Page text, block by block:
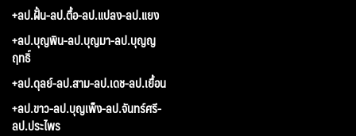
+ลป.ฝั้น-ลป.ตื้อ-ลป.แปลง-ลป.แยง
+ลป.บุญพิน-ลป.บุญมา-ลป.บุญญ
ฤทธิ์
+ลป.ดุลย์-ลป.สาม-ลป.เดช-ลป.เยื้อน
+ลป.ขาว-ลป.บุญเพ็ง-ลป.จันทร์ศรี-
ลป.ประไพร